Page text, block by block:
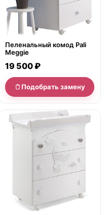
Пеленальный комод Pali
Meggie
19 500 ₽
Подобрать замену
нет в продаже